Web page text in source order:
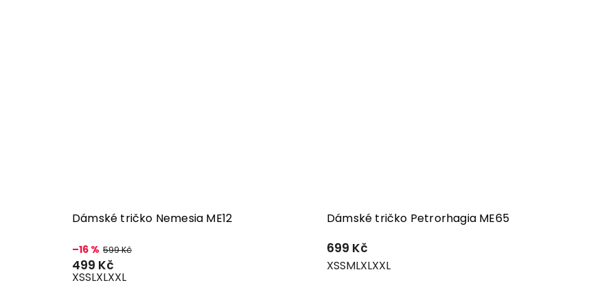
Dámské tričko Nemesia ME12
–16 % 599 Kč
499 Kč
XSSLXLXXL
Dámské tričko Petrorhagia ME65
699 Kč
XSSMLXLXXL